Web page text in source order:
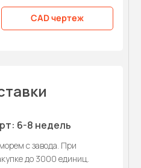
CAD чертеж
6-8 недель
с завода. При
до 3000 единиц.